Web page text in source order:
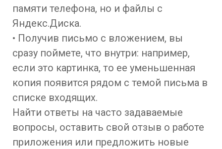
памяти телефона, но и файлы с
Яндекс.Диска.
• Получив письмо с вложением, вы
сразу поймете, что внутри: например,
если это картинка, то ее уменьшенная
копия появится рядом с темой письма в
списке входящих.
Найти ответы на часто задаваемые
вопросы, оставить свой отзыв о работе
приложения или предложить новые